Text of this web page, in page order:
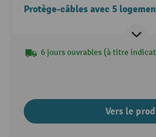
Protège-câbles avec 5
6 jours ouvrables (à titre
Vers le